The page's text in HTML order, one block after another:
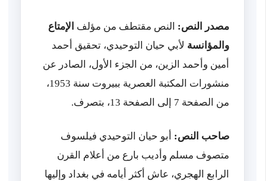
مصدر النص: النص مقتطف من مؤلف الإمتاع
والمؤانسة لأبي حيان التوحيدي، تحقيق أحمد
أمين وأحمد الزين، من الجزء الأول، الصادر عن
منشورات المكتبة العصرية ببيروت سنة 1953،
من الصفحة 7 إلى الصفحة 13، بتصرف.
صاحب النص: أبو حيان التوحيدي فيلسوف
متصوف مسلم وأديب بارع من أعلام القرن
الرابع الهجري، عاش أكثر أيامه في بغداد وإليها